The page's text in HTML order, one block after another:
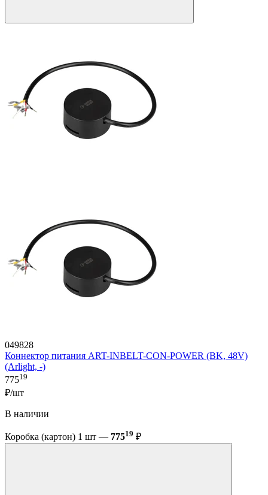
049828
Коннектор питания ART-INBELT-CON-POWER (BK, 48V)
(Arlight, -)
77519
₽/шт
В наличии
Коробка (картон) 1 шт — 77519 ₽